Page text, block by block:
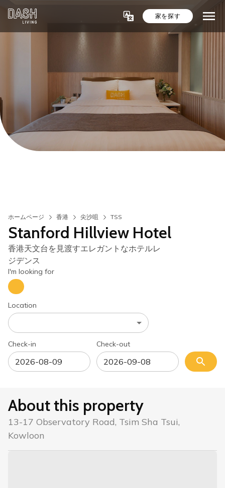
家を探す
ホームページ 香港 尖沙咀 TSS
Stanford Hillview Hotel
香港天文台を見渡すエレガントなホテルレ
ジデンス
I'm looking for
Location
Check-in Check-out
About this property
13-17 Observatory Road, Tsim Sha Tsui,
Kowloon